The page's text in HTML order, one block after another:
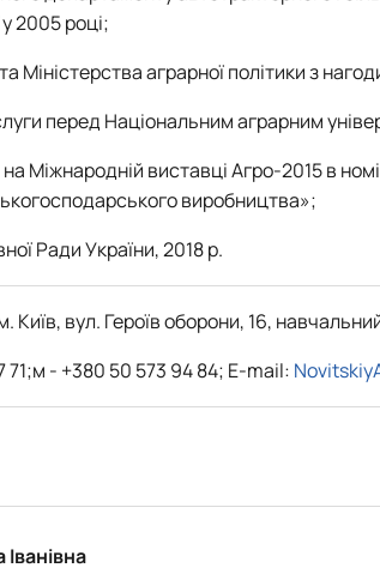
2005 році;
Міністерства аграрної політики з
перед Національним аграрним
Міжнародній виставці Агро-2015 в
виробництва»;
Ради України, 2018 р.
Київ, вул. Героїв оборони, 16,
71;м - +380 50 573 94 84; E-mail: